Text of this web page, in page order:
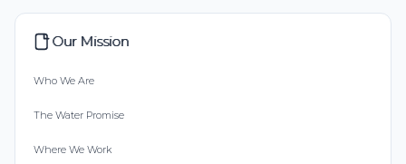
Our Mission
Who We Are
The Water Promise
Where We Work